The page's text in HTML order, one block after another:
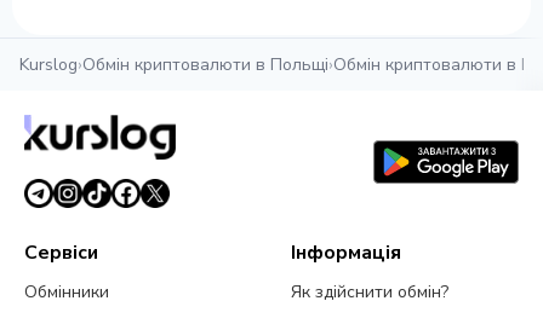
Kurslog›Обмін криптовалюти в Польщі›Обмін криптовалюти в
Сервіси
Обмінники
Інформація
Як здійснити обмін?